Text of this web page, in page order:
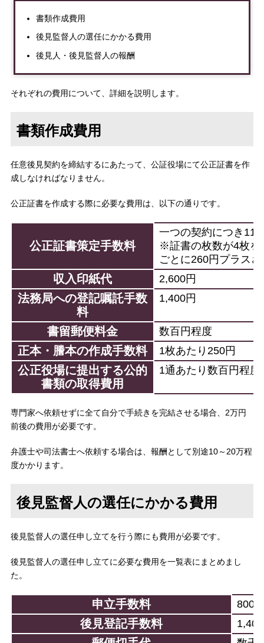
書類作成費用
後見監督人の選任にかかる費用
後見人・後見監督人の報酬
それぞれの費用について、詳細を説明します。
書類作成費用
任意後見契約を締結するにあたって、公証役場にて公正証書を作
成しなければなりません。
公正証書を作成する際に必要な費用は、以下の通りです。
公正証書策定手数料
一つの契約につき
※証書の枚数が4枚を
ごとに260円プラス
収入印紙代 2,600円
法務局への登記嘱託手数
料
1,400円
書留郵便料金 数百円程度
正本・謄本の作成手数料 1枚あたり250円
公正役場に提出する公的
書類の取得費用
1通あたり数百円程度
専門家へ依頼せずに全て自分で手続きを完結させる場合、2万円
前後の費用が必要です。
弁護士や司法書士へ依頼する場合は、報酬として別途10～20万程
度かかります。
後見監督人の選任にかかる費用
後見監督人の選任申し立てを行う際にも費用が必要です。
後見監督人の選任申し立てに必要な費用を一覧表にまとめまし
た。
申立手数料 800
後見登記手数料